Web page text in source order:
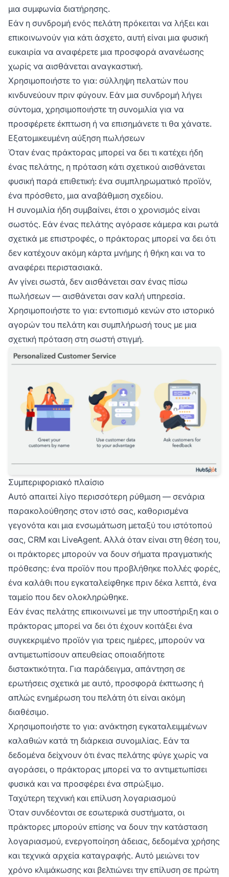
μια συμφωνία διατήρησης.
Εάν η συνδρομή ενός πελάτη πρόκειται να λήξει και
επικοινωνούν για κάτι άσχετο, αυτή είναι μια φυσική
ευκαιρία να αναφέρετε μια προσφορά ανανέωσης
χωρίς να αισθάνεται αναγκαστική.
Χρησιμοποιήστε το για: σύλληψη πελατών που
κινδυνεύουν πριν φύγουν. Εάν μια συνδρομή λήγει
σύντομα, χρησιμοποιήστε τη συνομιλία για να
προσφέρετε έκπτωση ή να επισημάνετε τι θα χάνατε.
Εξατομικευμένη αύξηση πωλήσεων
Όταν ένας πράκτορας μπορεί να δει τι κατέχει ήδη
ένας πελάτης, η πρόταση κάτι σχετικού αισθάνεται
φυσική παρά επιθετική: ένα συμπληρωματικό προϊόν,
ένα πρόσθετο, μια αναβάθμιση σχεδίου.
Η συνομιλία ήδη συμβαίνει, έτσι ο χρονισμός είναι
σωστός. Εάν ένας πελάτης αγόρασε κάμερα και ρωτά
σχετικά με επιστροφές, ο πράκτορας μπορεί να δει ότι
δεν κατέχουν ακόμη κάρτα μνήμης ή θήκη και να το
αναφέρει περιστασιακά.
Αν γίνει σωστά, δεν αισθάνεται σαν ένας πίσω
πωλήσεων — αισθάνεται σαν καλή υπηρεσία.
Χρησιμοποιήστε το για: εντοπισμό κενών στο ιστορικό
αγορών του πελάτη και συμπλήρωσή τους με μια
σχετική πρόταση στη σωστή στιγμή.
Συμπεριφοριακό πλαίσιο
Αυτό απαιτεί λίγο περισσότερη ρύθμιση — σενάρια
παρακολούθησης στον ιστό σας, καθορισμένα
γεγονότα και μια ενσωμάτωση μεταξύ του ιστότοπού
σας, CRM και LiveAgent. Αλλά όταν είναι στη θέση του,
οι πράκτορες μπορούν να δουν σήματα πραγματικής
πρόθεσης: ένα προϊόν που προβλήθηκε πολλές φορές,
ένα καλάθι που εγκαταλείφθηκε πριν δέκα λεπτά, ένα
ταμείο που δεν ολοκληρώθηκε.
Εάν ένας πελάτης επικοινωνεί με την υποστήριξη και ο
πράκτορας μπορεί να δει ότι έχουν κοιτάξει ένα
συγκεκριμένο προϊόν για τρεις ημέρες, μπορούν να
αντιμετωπίσουν απευθείας οποιαδήποτε
διστακτικότητα. Για παράδειγμα, απάντηση σε
ερωτήσεις σχετικά με αυτό, προσφορά έκπτωσης ή
απλώς ενημέρωση του πελάτη ότι είναι ακόμη
διαθέσιμο.
Χρησιμοποιήστε το για: ανάκτηση εγκαταλειμμένων
καλαθιών κατά τη διάρκεια συνομιλίας. Εάν τα
δεδομένα δείχνουν ότι ένας πελάτης φύγε χωρίς να
αγοράσει, ο πράκτορας μπορεί να το αντιμετωπίσει
φυσικά και να προσφέρει ένα σπρώξιμο.
Ταχύτερη τεχνική και επίλυση λογαριασμού
Όταν συνδέονται σε εσωτερικά συστήματα, οι
πράκτορες μπορούν επίσης να δουν την κατάσταση
λογαριασμού, ενεργοποίηση άδειας, δεδομένα χρήσης
και τεχνικά αρχεία καταγραφής. Αυτό μειώνει τον
χρόνο κλιμάκωσης και βελτιώνει την επίλυση σε πρώτη